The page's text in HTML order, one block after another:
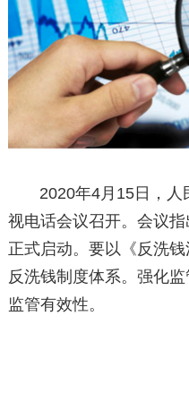
2020年4月15日，
视电话会议召开。会议
正式启动。要以《反洗
反洗钱制度体系。强化
监管有效性。